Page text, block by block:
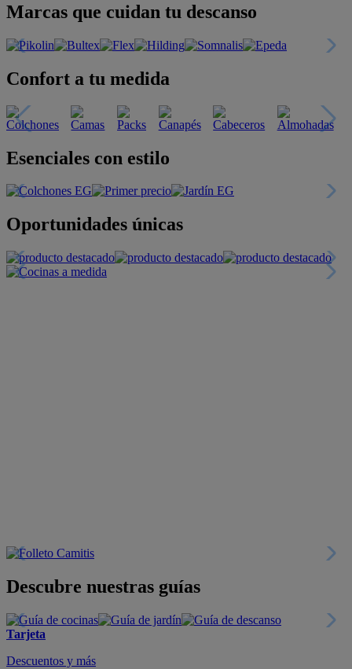
Marcas que cuidan tu descanso
Confort a tu medida
Esenciales con estilo
Oportunidades únicas
Descubre nuestras guías
Tarjeta
Descuentos y más